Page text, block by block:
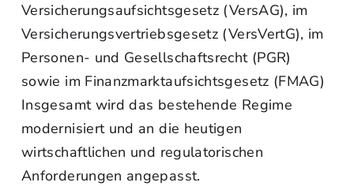
Versicherungsaufsichtsgesetz (VersAG), im
Versicherungsvertriebsgesetz (VersVertG), im
Personen- und Gesellschaftsrecht (PGR)
sowie im Finanzmarktaufsichtsgesetz (FMAG)
Insgesamt wird das bestehende Regime
modernisiert und an die heutigen
wirtschaftlichen und regulatorischen
Anforderungen angepasst.